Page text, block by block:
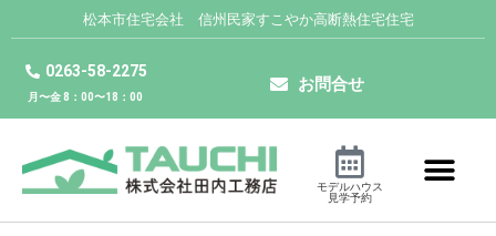
松本市住宅会社 信州民家すこやか高断熱住宅住宅
0263-58-2275
月〜金 8：00〜18：00
お問合せ
モデルハウス
見学予約